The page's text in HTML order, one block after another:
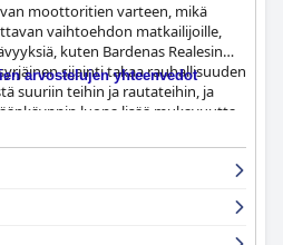
moottoritien varteen, mikä
vaihtoehdon matkailijoille,
kuten Bardenas Realesin
sijainti takaa rauhallisuuden
suuriin teihin ja rautateihin, ja
luona lisää mukavuutta.
koiraystävällistä
välttämätön useimpiin
palveluita ei ole.
positiivista palautetta, ja sitä
ja sisällyttämistä huonehintaan.
arvostelujen yhteenvedot